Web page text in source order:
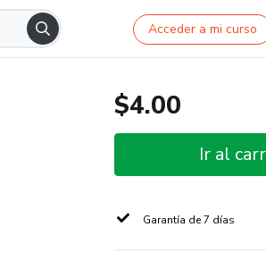
Acceder a mi curso
$4.00
Ir al
Garantía de 7 días